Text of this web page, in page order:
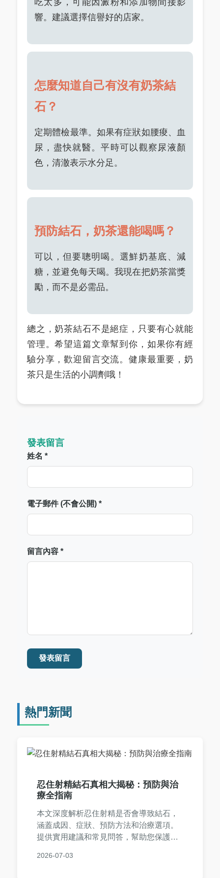
響。建議選擇信譽好的店家。
怎麼知道自己有沒有奶茶結
石？
定期體檢最準。如果有症狀如腰痠、血
尿，盡快就醫。平時可以觀察尿液顏
色，清澈表示水分足。
預防結石，奶茶還能喝嗎？
可以，但要聰明喝。選鮮奶基底、減
糖，並避免每天喝。我現在把奶茶當獎
勵，而不是必需品。
總之，奶茶結石不是絕症，只要有心就能
管理。希望這篇文章幫到你，如果你有經
驗分享，歡迎留言交流。健康最重要，奶
茶只是生活的小調劑哦！
發表留言
姓名 *
電子郵件 (不會公開) *
留言內容 *
發表留言
熱門新聞
忍住射精結石真相大揭秘：預防與治
療全指南
本文深度解析忍住射精是否會導致結石，
涵蓋成因、症狀、預防方法和治療選項。
提供實用建議和常見問答，幫助您保護前
醫學知識，適合所有關注男性健康的讀者
2026-07-03